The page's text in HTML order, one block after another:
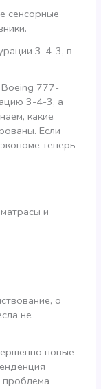
сенсорные
3-4-3, в
777-
3-4-3, а
какие
Если
теперь
и
о
не
новые
проблема